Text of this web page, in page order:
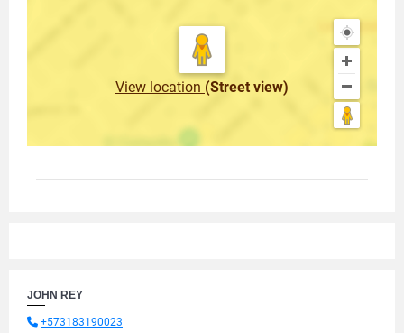
View location (Street view)
JOHN REY
+573183190023